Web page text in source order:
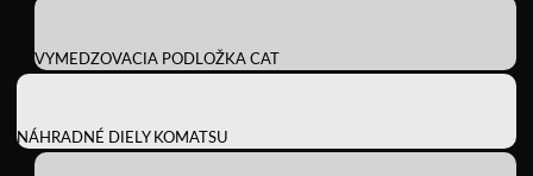
VYMEDZOVACIA PODLOŽKA CAT
NÁHRADNÉ DIELY KOMATSU